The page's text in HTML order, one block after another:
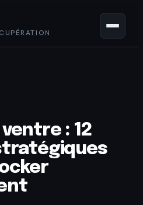
: 12